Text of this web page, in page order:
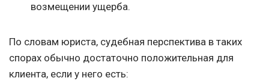
возмещении ущерба.
По словам юриста, судебная перспектива в таких
спорах обычно достаточно положительная для
клиента, если у него есть: